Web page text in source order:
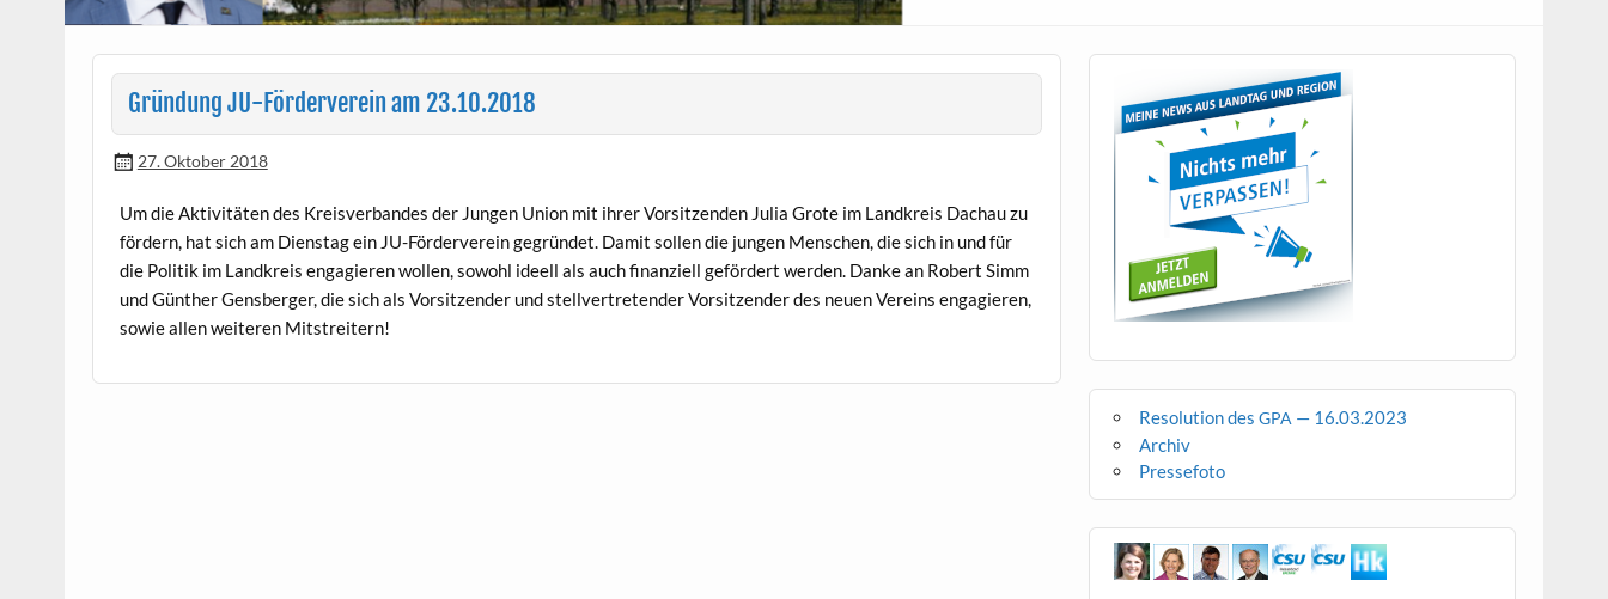
Gründung JU-Förderverein am 23.10.2018
27. Oktober 2018
Um die Aktiv­itäten des Kreisver­ban­des der Jun­gen Union mit ihrer Vor­sitzen­den Julia Grote im Land­kreis Dachau zu
fördern, hat sich am Dien­stag ein JU-Fördervere­in gegrün­det. Damit sollen die jun­gen Men­schen, die sich in und für
die Poli­tik im Land­kreis engagieren wollen, sowohl ideell als auch finanziell gefördert wer­den. Danke an Robert Simm
und Gün­ther Gens­berg­er, die sich als Vor­sitzen­der und stel­lvertre­tender Vor­sitzen­der des neuen Vere­ins engagieren,
sowie allen weit­eren Mitstreitern!
Resolution desGPA — 16.03.2023
Archiv
Pressefoto